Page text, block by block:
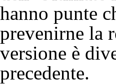
hanno punte
prevenirne la
versione è
precedente.